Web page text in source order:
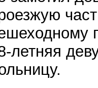
летняя